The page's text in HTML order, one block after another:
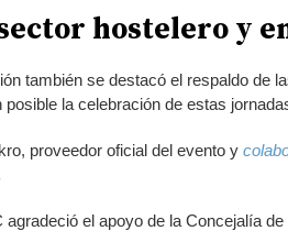
hostelero y
también se destacó el respaldo de
la celebración de estas
proveedor oficial del evento y
el apoyo de la Concejalía